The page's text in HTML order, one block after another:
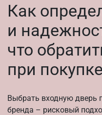
Как
и
что
при покупке
Выбрать входную дверь
бренда – рисковый